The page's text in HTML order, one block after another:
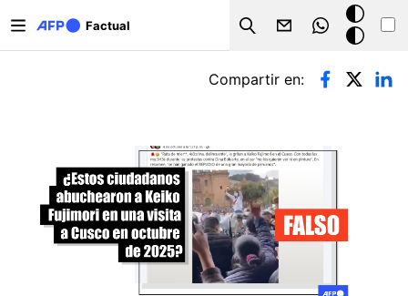
Factual
Search
Modo
oscuro
Solapas principales
Compartir en: